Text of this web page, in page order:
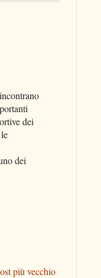
dei
dei
più vecchio